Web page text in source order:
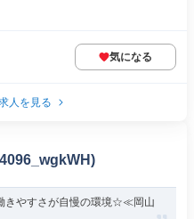
気になる
人を見る
きやすさが自慢の環境☆≪岡山